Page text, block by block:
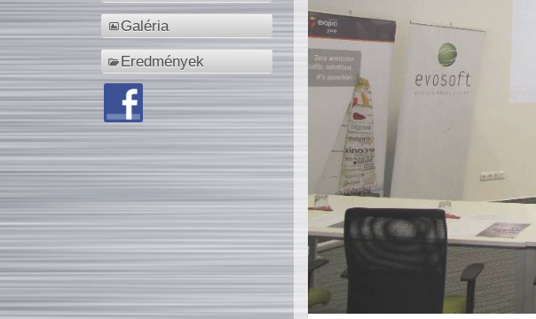
Galéria
Eredmények